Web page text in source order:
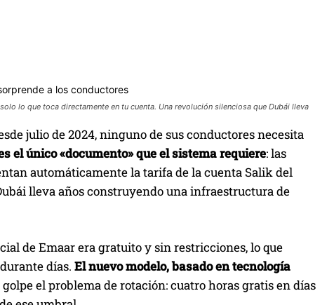
lo que toca directamente en tu cuenta. Una revolución silenciosa que Dubái lleva
julio de 2024, ninguno de sus conductores necesita
el único «documento» que el sistema requiere: las
automáticamente la tarifa de la cuenta Salik del
lleva años construyendo una infraestructura de
de Emaar era gratuito y sin restricciones, lo que
días. El nuevo modelo, basado en tecnología
el problema de rotación: cuatro horas gratis en días